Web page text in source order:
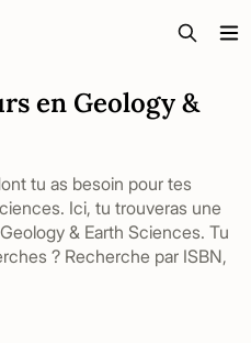
en Geology &
tu as besoin pour tes
Ici, tu trouveras une
& Earth Sciences. Tu
? Recherche par ISBN,